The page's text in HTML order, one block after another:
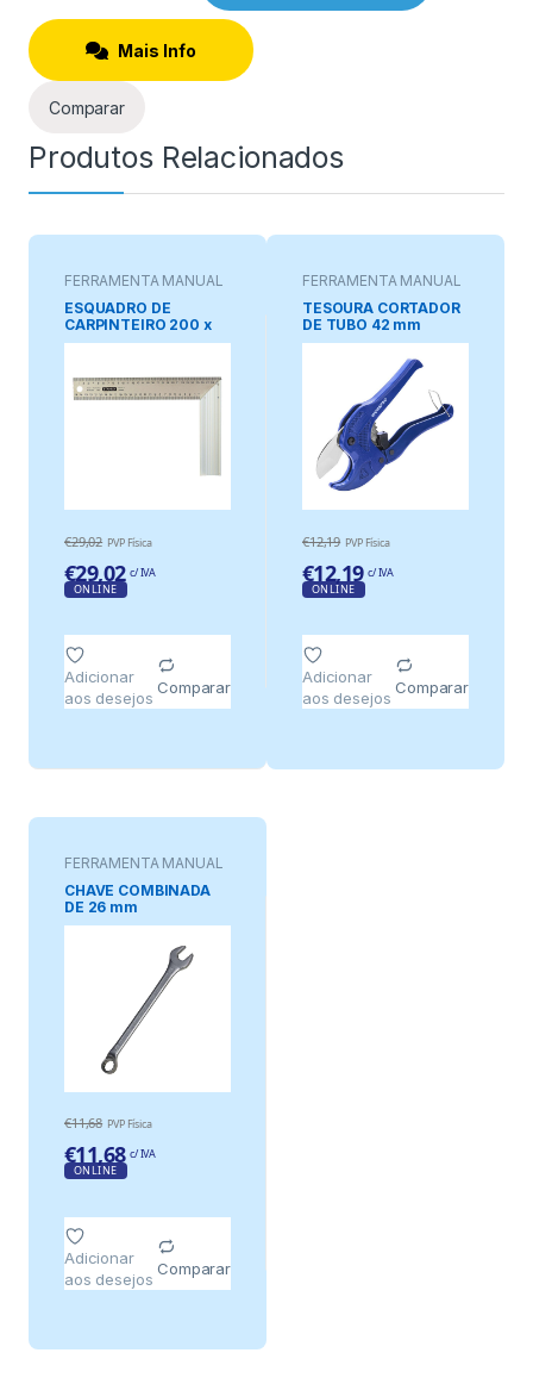
Mais Info
Comparar
Produtos Relacionados
FERRAMENTA MANUAL
ESQUADRO DE
CARPINTEIRO 200 x
300 mm
€29,02 PVP Física
€29,02 c/ IVA
ONLINE
Adicionar
aos desejos
Comparar
FERRAMENTA MANUAL
TESOURA CORTADOR
DE TUBO 42 mm
€12,19 PVP Física
€12,19 c/ IVA
ONLINE
Adicionar
aos desejos
Comparar
FERRAMENTA MANUAL
CHAVE COMBINADA
DE 26 mm
€11,68 PVP Física
€11,68 c/ IVA
ONLINE
Adicionar
aos desejos
Comparar